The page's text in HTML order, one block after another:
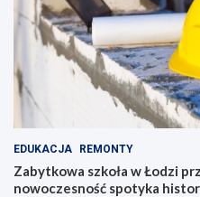
EDUKACJA REMONTY
Zabytkowa szkoła w Łodzi
nowoczesność spotyka